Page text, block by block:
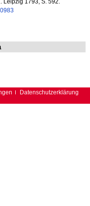
Datenschutzerklärung